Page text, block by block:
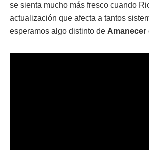
se sienta mucho más fresco cuando
actualización que afecta a tantos
esperamos algo distinto de Amanecer